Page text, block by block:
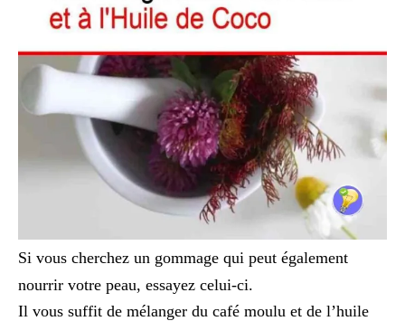
Si vous cherchez un gommage qui peut également
nourrir votre peau, essayez celui-ci.
Il vous suffit de mélanger du café moulu et de l’huile